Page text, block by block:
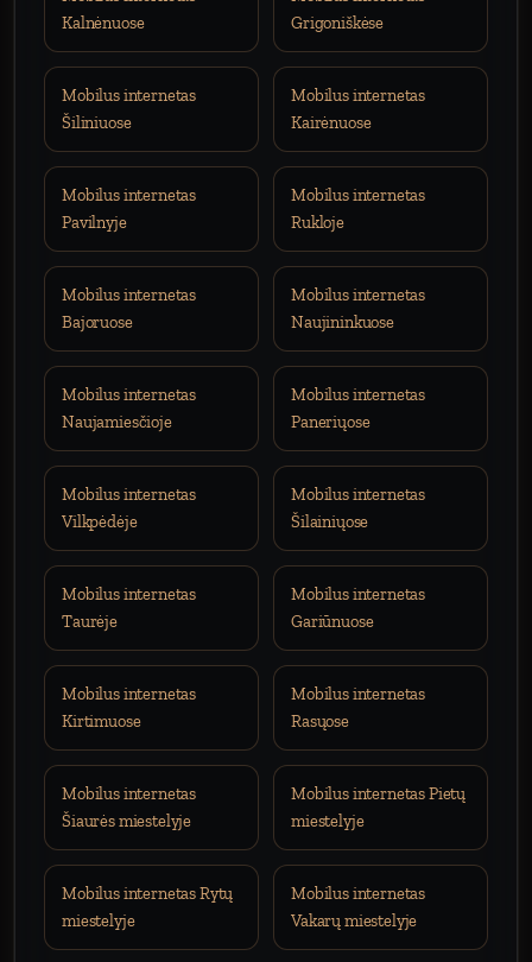
Kalnėnuose
Grigoniškėse
Mobilus internetas
Šiliniuose
Mobilus internetas
Kairėnuose
Mobilus internetas
Pavilnyje
Mobilus internetas
Rukloje
Mobilus internetas
Bajoruose
Mobilus internetas
Naujininkuose
Mobilus internetas
Naujamiesčioje
Mobilus internetas
Paneriųose
Mobilus internetas
Vilkpėdėje
Mobilus internetas
Šilainiųose
Mobilus internetas
Taurėje
Mobilus internetas
Gariūnuose
Mobilus internetas
Kirtimuose
Mobilus internetas
Rasųose
Mobilus internetas
Šiaurės miestelyje
Mobilus internetas Pietų
miestelyje
Mobilus internetas Rytų
miestelyje
Mobilus internetas
Vakarų miestelyje